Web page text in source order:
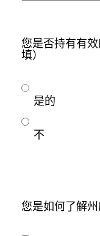
您是否持有有效
填）
是的
不
您是如何了解州